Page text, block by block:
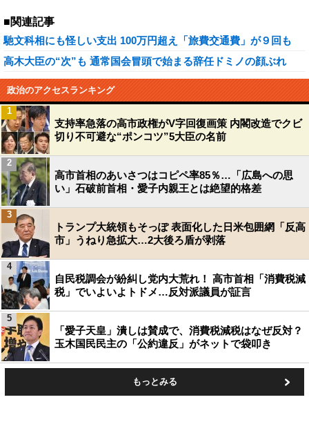
■関連記事
馳文科相にも怪しい支出 100万円超え「旅費交通費」が９回も
高木大臣の“次”も 通常国会冒頭で始まる辞任ドミノの顔ぶれ
政治のアクセスランキング
支持率急落の高市政権がV字回復画策 内閣改造でクビ
切り不可避な“ポンコツ”5大臣の名前
1
高市首相のあいさつはコピペ率85％…「広島への思
い」石破前首相・愛子内親王とは絶望的格差
2
トランプ大統領もそっぽ 表面化した日米包囲網「反高
市」うねり急拡大…2大後ろ盾が剥落
3
自民税調会が紛糾し党内大荒れ！ 高市首相「消費税減
税」でいよいよトドメ…反対派議員が証言
4
「愛子天皇」潰しは賛成で、消費税減税はなぜ反対？
玉木国民民主の「公約違反」がネットで袋叩き
5
もっとみる